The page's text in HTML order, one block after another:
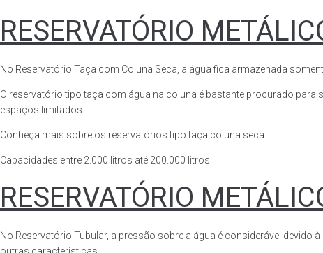
RESERVATÓRIO
No Reservatório Taça com Coluna Seca, a água fica armazenada
O reservatório tipo taça com água na coluna é bastante procurado para
espaços limitados.
Conheça mais sobre os reservatórios tipo taça coluna seca.
Capacidades entre 2.000 litros até 200.000 litros.
RESERVATÓRIO
No Reservatório Tubular, a pressão sobre a água é considerável devido